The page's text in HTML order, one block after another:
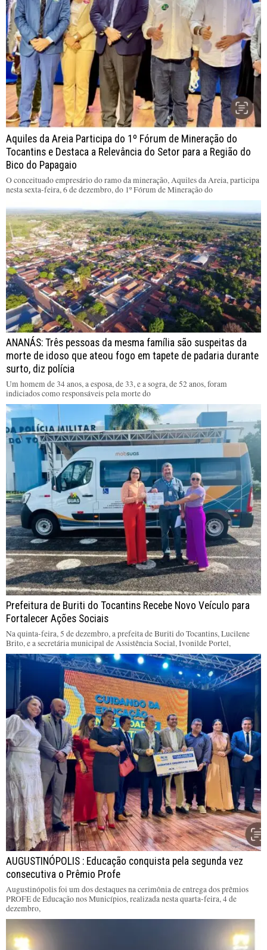
Aquiles da Areia Participa do 1º Fórum de Mineração do
Tocantins e Destaca a Relevância do Setor para a Região do
Bico do Papagaio
O conceituado empresário do ramo da mineração, Aquiles da Areia, participa
nesta sexta-feira, 6 de dezembro, do 1º Fórum de Mineração do
ANANÁS: Três pessoas da mesma família são suspeitas da
morte de idoso que ateou fogo em tapete de padaria durante
surto, diz polícia
Um homem de 34 anos, a esposa, de 33, e a sogra, de 52 anos, foram
indiciados como responsáveis pela morte do
Prefeitura de Buriti do Tocantins Recebe Novo Veículo para
Fortalecer Ações Sociais
Na quinta-feira, 5 de dezembro, a prefeita de Buriti do Tocantins, Lucilene
Brito, e a secretária municipal de Assistência Social, Ivonilde Portel,
AUGUSTINÓPOLIS : Educação conquista pela segunda vez
consecutiva o Prêmio Profe
Augustinópolis foi um dos destaques na cerimônia de entrega dos prêmios
PROFE de Educação nos Municípios, realizada nesta quarta-feira, 4 de
dezembro,